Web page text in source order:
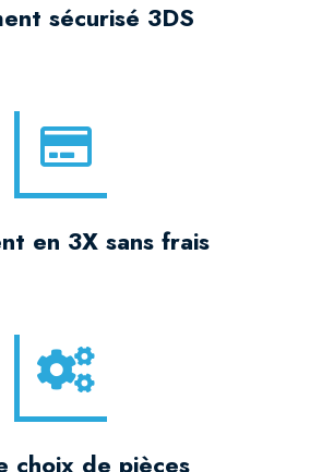
sécurisé 3DS
en 3X sans frais
choix de pièces